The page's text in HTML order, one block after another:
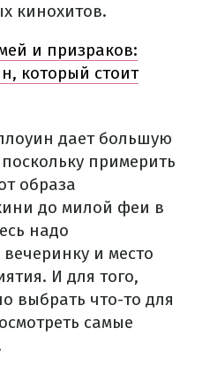
кинохитов.
и призраков:
который стоит
дает большую
примерить
образа
до милой феи в
надо
и место
И для того,
выбрать что-то для
самые